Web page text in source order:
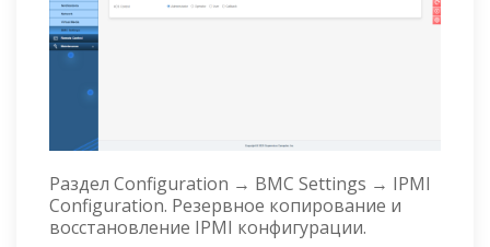
Раздел Configuration → BMC Settings → IPMI
Configuration. Резервное копирование и
восстановление IPMI конфигурации.